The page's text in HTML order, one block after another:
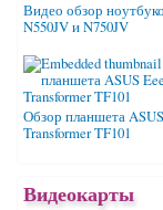
Видео обзор
N550JV и N750JV
Обзор планшета
Transformer TF101
Видеокарты